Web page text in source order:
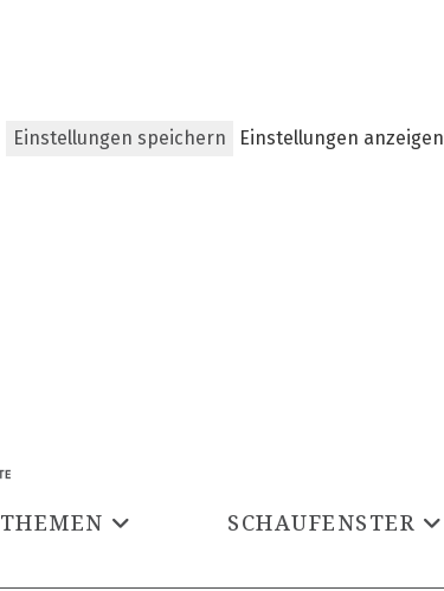
Einstellungen speichern Einstellungen anzeigen
THEMEN SCHAUFENSTER